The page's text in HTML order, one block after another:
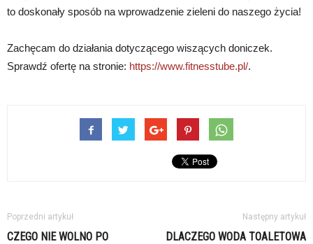
to doskonały sposób na wprowadzenie zieleni do naszego życia!
Zachęcam do działania dotyczącego wiszących doniczek.
Sprawdź ofertę na stronie: https://www.fitnesstube.pl/.
Poprzedni artykuł
CZEGO NIE WOLNO PO
Następny artykuł
DLACZEGO WODA TOALETOWA